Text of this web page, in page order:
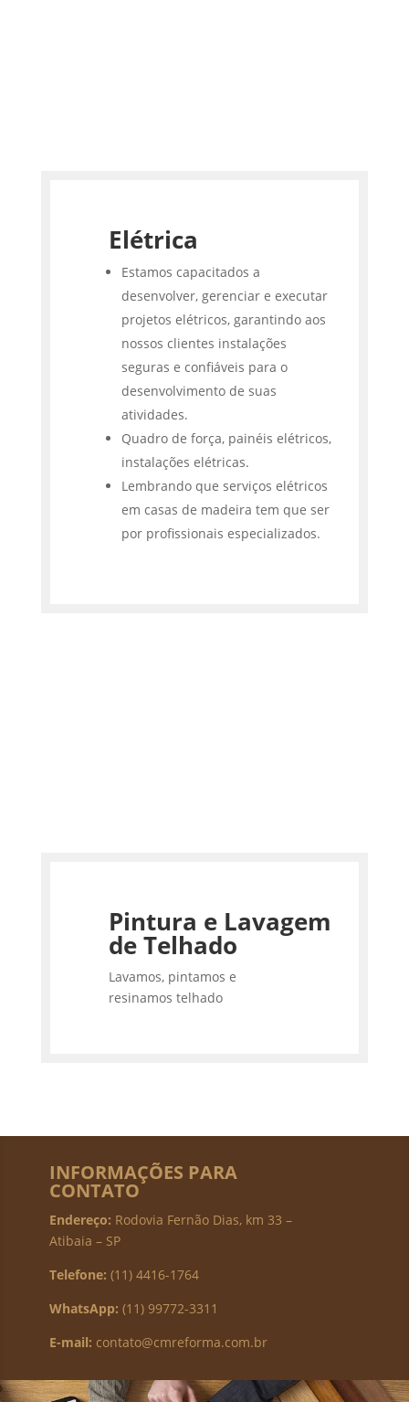
Elétrica
Estamos capacitados a
desenvolver, gerenciar e executar
projetos elétricos, garantindo aos
nossos clientes instalações
seguras e confiáveis para o
desenvolvimento de suas
atividades.
Quadro de força, painéis elétricos,
instalações elétricas.
Lembrando que serviços elétricos
em casas de madeira tem que ser
por profissionais especializados.
Pintura e Lavagem
de Telhado
Lavamos, pintamos e
resinamos telhado
INFORMAÇÕES PARA
CONTATO
Endereço: Rodovia Fernão Dias, km 33 –
Atibaia – SP
Telefone: (11) 4416-1764
WhatsApp: (11) 99772-3311
E-mail: contato@cmreforma.com.br